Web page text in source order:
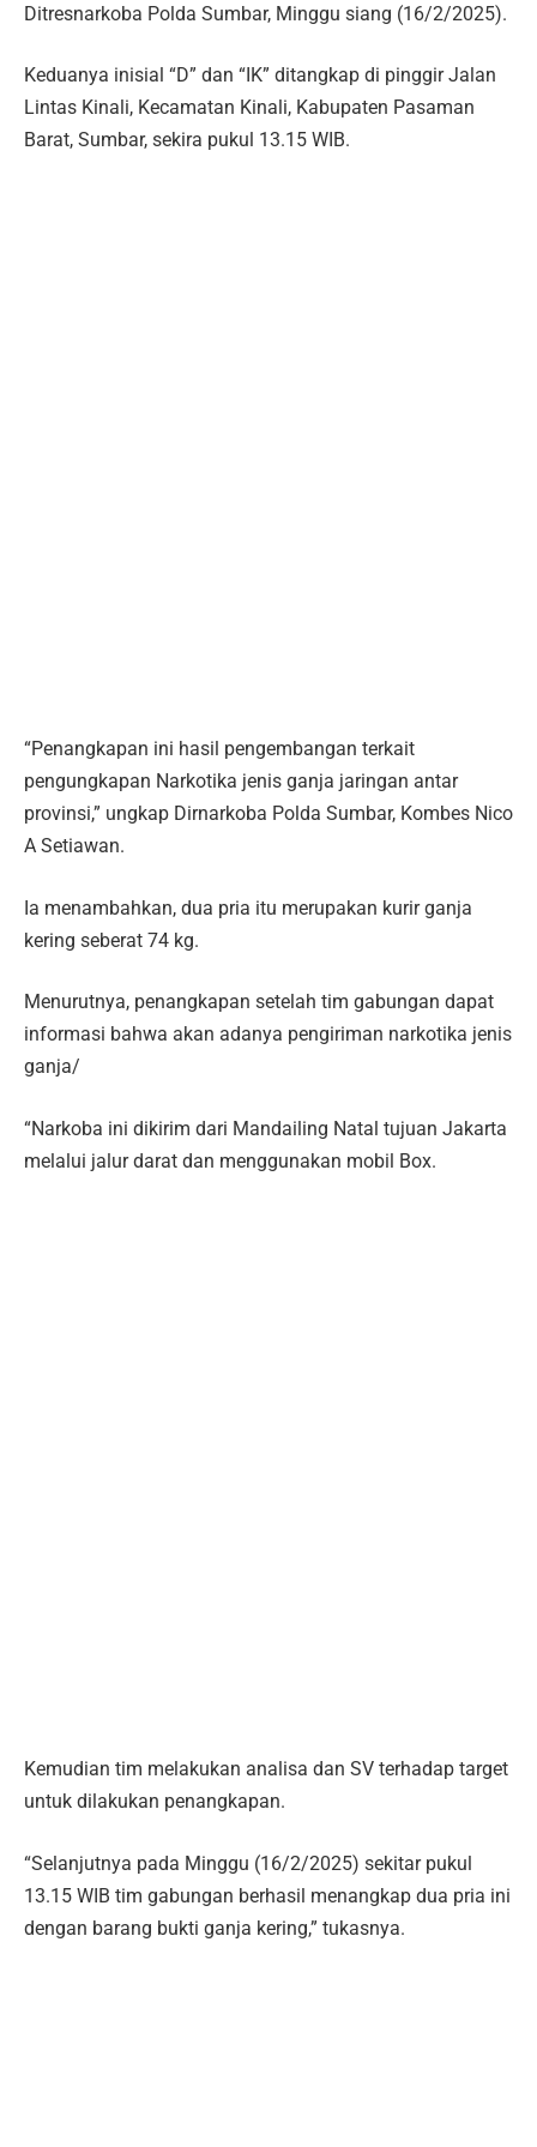
Ditresnarkoba Polda Sumbar, Minggu siang (16/2/2025).
Keduanya inisial “D” dan “IK” ditangkap di pinggir Jalan
Lintas Kinali, Kecamatan Kinali, Kabupaten Pasaman
Barat, Sumbar, sekira pukul 13.15 WIB.
“Penangkapan ini hasil pengembangan terkait
pengungkapan Narkotika jenis ganja jaringan antar
provinsi,” ungkap Dirnarkoba Polda Sumbar, Kombes Nico
A Setiawan.
Ia menambahkan, dua pria itu merupakan kurir ganja
kering seberat 74 kg.
Menurutnya, penangkapan setelah tim gabungan dapat
informasi bahwa akan adanya pengiriman narkotika jenis
ganja/
“Narkoba ini dikirim dari Mandailing Natal tujuan Jakarta
melalui jalur darat dan menggunakan mobil Box.
Kemudian tim melakukan analisa dan SV terhadap target
untuk dilakukan penangkapan.
“Selanjutnya pada Minggu (16/2/2025) sekitar pukul
13.15 WIB tim gabungan berhasil menangkap dua pria ini
dengan barang bukti ganja kering,” tukasnya.